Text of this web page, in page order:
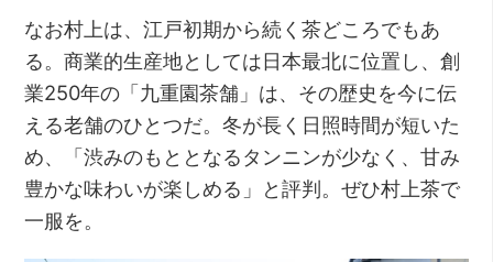
なお村上は、江戸初期から続く茶どころでもあ
る。商業的生産地としては日本最北に位置し、創
業250年の「九重園茶舗」は、その歴史を今に伝
える老舗のひとつだ。冬が長く日照時間が短いた
め、「渋みのもととなるタンニンが少なく、甘み
豊かな味わいが楽しめる」と評判。ぜひ村上茶で
一服を。